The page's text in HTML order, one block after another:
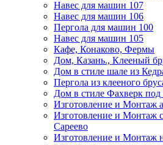
Навес для машин 107
Навес для машин 106
Пергола для машин 100
Навес для машин 105
Кафе, Конаково, Фермы
Дом, Казань., Клееный
Дом в стиле шале из
Пергола из клееного
Дом в стиле Фахверк под
Изготовление и Монтаж
Изготовление и Монтаж
Сареево
Изготовление и Монтаж